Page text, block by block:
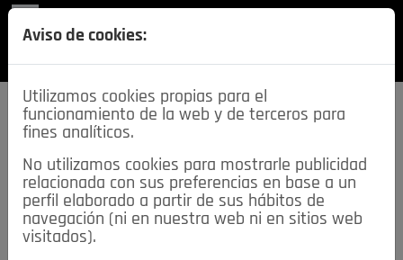
SECCIONES
descarga esta
REVISTA
Aviso de cookies:
Utilizamos cookies propias para el
funcionamiento de la web y de terceros para
fines analíticos.
No utilizamos cookies para mostrarle publicidad
relacionada con sus preferencias en base a un
perfil elaborado a partir de sus hábitos de
navegación (ni en nuestra web ni en sitios web
visitados).